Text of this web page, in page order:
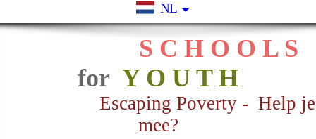
NL
S C H O O L S
for Y O U T H
Escaping Poverty - Help je
mee?